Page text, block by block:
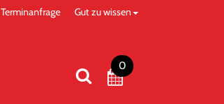
Terminanfrage Gut zu wissen
0